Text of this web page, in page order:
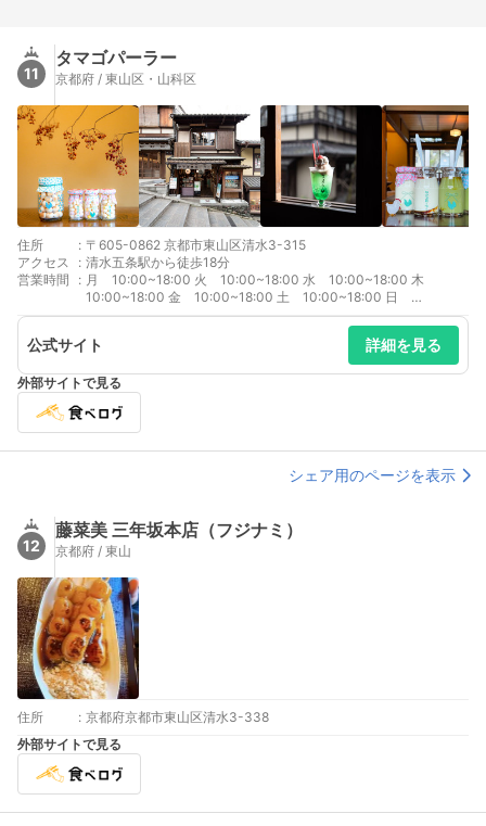
11
タマゴパーラー
京都府 / 東山区・山科区
住所 : 〒605-0862 京都市東山区清水3-315
アクセス
: 清水五条駅から徒歩18分
営業時間
: 月 10:00~18:00 火 10:00~18:00 水 10:00~18:00 木
10:00~18:00 金 10:00~18:00 土 10:00~18:00 日
10:00~18:00 イートインは、17時30分までのご利用になりま
公式サイト 詳細を見る
外部サイトで見る
シェア用のページを表示
12
藤菜美 三年坂本店（フジナミ）
京都府 / 東山
住所 : 京都府京都市東山区清水3-338
外部サイトで見る